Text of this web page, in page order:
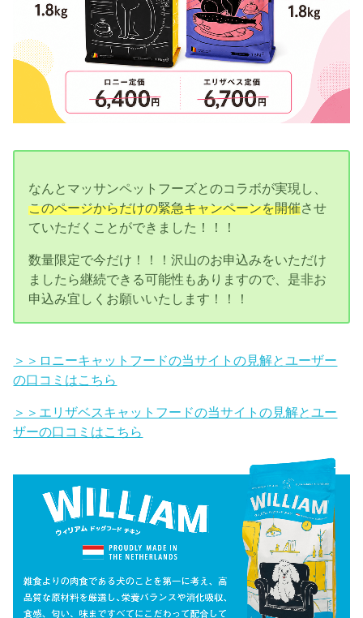
なんとマッサンペットフーズとのコラボが実現し、
このページからだけの緊急キャンペーンを開催させ
ていただくことができました！！！
数量限定で今だけ！！！沢山のお申込みをいただけ
ましたら継続できる可能性もありますので、是非お
申込み宜しくお願いいたします！！！
＞＞ロニーキャットフードの当サイトの見解とユーザー
の口コミはこちら
＞＞エリザベスキャットフードの当サイトの見解とユー
ザーの口コミはこちら